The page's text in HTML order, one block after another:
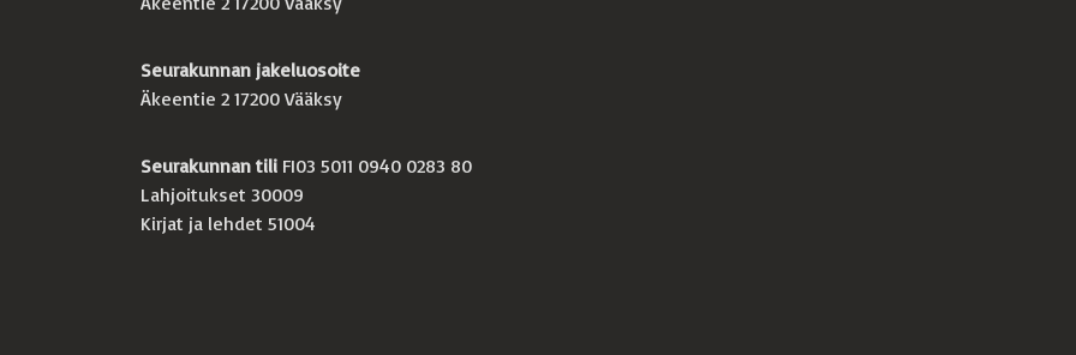
Seurakunnan jakeluosoite
Äkeentie 2 17200 Vääksy
Seurakunnan tili FI03 5011 0940 0283 80
Lahjoitukset 30009
Kirjat ja lehdet 51004